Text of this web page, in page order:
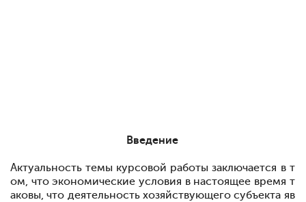
Введение
Актуальность темы курсовой работы заключается в т
ом, что экономические условия в настоящее время т
аковы, что деятельность хозяйствующего субъекта яв